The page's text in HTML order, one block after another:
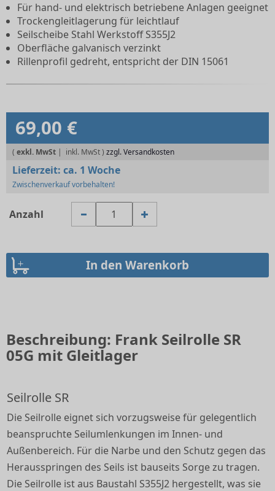
Für hand- und elektrisch betriebene Anlagen geeignet
Trockengleitlagerung für leichtlauf
Seilscheibe Stahl Werkstoff S355J2
Oberfläche galvanisch verzinkt
Rillenprofil gedreht, entspricht der DIN 15061
69,00 €
( exkl. MwSt | zzgl. Versandkosten
Lieferzeit: ca. 1 Woche
Zwischenverkauf vorbehalten!
Anzahl
Beschreibung: Frank Seilrolle SR
05G mit Gleitlager
Seilrolle SR
Die Seilrolle eignet sich vorzugsweise für gelegentlich
beanspruchte Seilumlenkungen im Innen- und
Außenbereich. Für die Narbe und den Schutz gegen das
Herausspringen des Seils ist bauseits Sorge zu tragen.
Die Seilrolle ist aus Baustahl S355J2 hergestellt, was sie